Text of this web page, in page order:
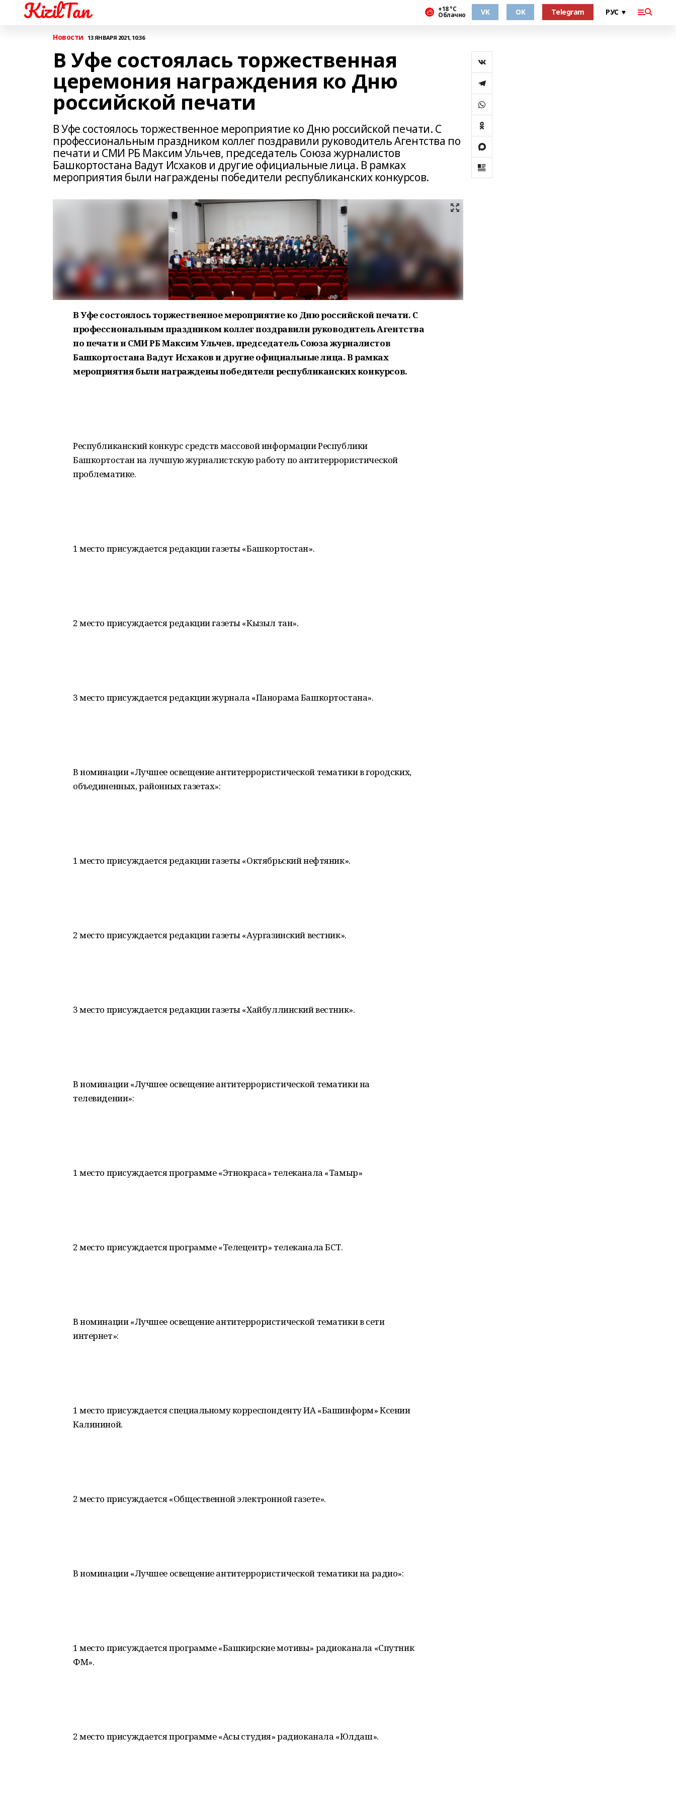
KizilTan +18 °С
Облачно VK OK Telegram
Новости 13 ЯНВАРЯ 2021, 10:36
В Уфе состоялась торжественная
церемония награждения ко Дню
российской печати
В Уфе состоялось торжественное мероприятие ко Дню российской печати. С
профессиональным праздником коллег поздравили руководитель Агентства по
печати и СМИ РБ Максим Ульчев, председатель Союза журналистов
Башкортостана Вадут Исхаков и другие официальные лица. В рамках
мероприятия были награждены победители республиканских конкурсов.
В Уфе состоялось торжественное мероприятие ко Дню российской печати. С
профессиональным праздником коллег поздравили руководитель Агентства
по печати и СМИ РБ Максим Ульчев, председатель Союза журналистов
Башкортостана Вадут Исхаков и другие официальные лица. В рамках
мероприятия были награждены победители республиканских конкурсов.
Республиканский конкурс средств массовой информации Республики
Башкортостан на лучшую журналистскую работу по антитеррористической
проблематике.
1 место присуждается редакции газеты «Башкортостан».
2 место присуждается редакции газеты «Кызыл тан».
3 место присуждается редакции журнала «Панорама Башкортостана».
В номинации «Лучшее освещение антитеррористической тематики в городских,
объединенных, районных газетах»:
1 место присуждается редакции газеты «Октябрьский нефтяник».
2 место присуждается редакции газеты «Аургазинский вестник».
3 место присуждается редакции газеты «Хайбуллинский вестник».
В номинации «Лучшее освещение антитеррористической тематики на
телевидении»:
1 место присуждается программе «Этнокраса» телеканала «Тамыр»
2 место присуждается программе «Телецентр» телеканала БСТ.
В номинации «Лучшее освещение антитеррористической тематики в сети
интернет»:
1 место присуждается специальному корреспонденту ИА «Башинформ» Ксении
Калининой.
2 место присуждается «Общественной электронной газете».
В номинации «Лучшее освещение антитеррористической тематики на радио»:
1 место присуждается программе «Башкирские мотивы» радиоканала «Спутник
ФМ».
2 место присуждается программе «Асыҡ студия» радиоканала «Юлдаш».